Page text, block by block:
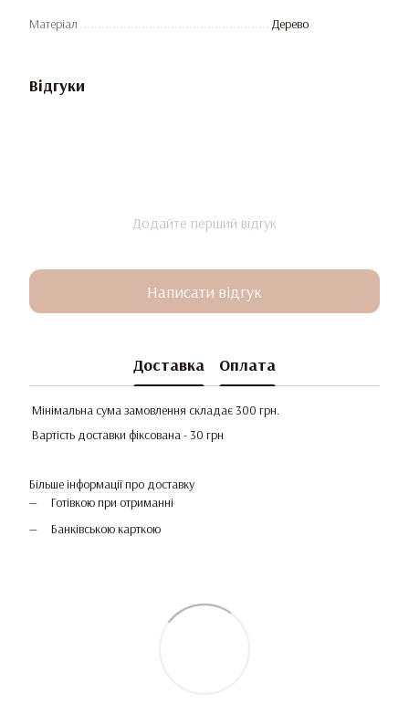
Матеріал Дерево
Відгуки
Додайте перший відгук
Написати відгук
Доставка Оплата
Мінімальна сума замовлення складає 300 грн.
Вартість доставки фіксована - 30 грн
Більше інформації про доставку
Готівкою при отриманні
Банківською карткою